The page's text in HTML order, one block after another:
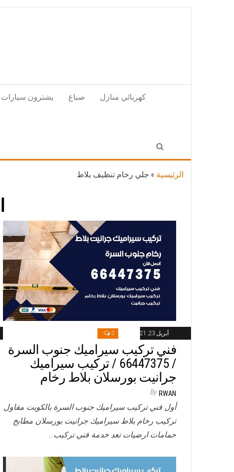
يشترون سيارات صباغ كهربائي منازل
الرئيسية » جلي رخام تنظيف بلاط
أبريل 23, 2021 0
فني تركيب سيراميك جنوب السرة
/ 66447375 / تركيب سيراميك
جرانيت بورسلان بلاط رخام
By RWAN
أول فني تركيب سيراميك جنوب السرة بالكويت مقاول
تركيب رخام بلاط سيراميك جرانيت بورسلان مطابخ
حمامات ارضيات تعد خدمة فني تركيب…